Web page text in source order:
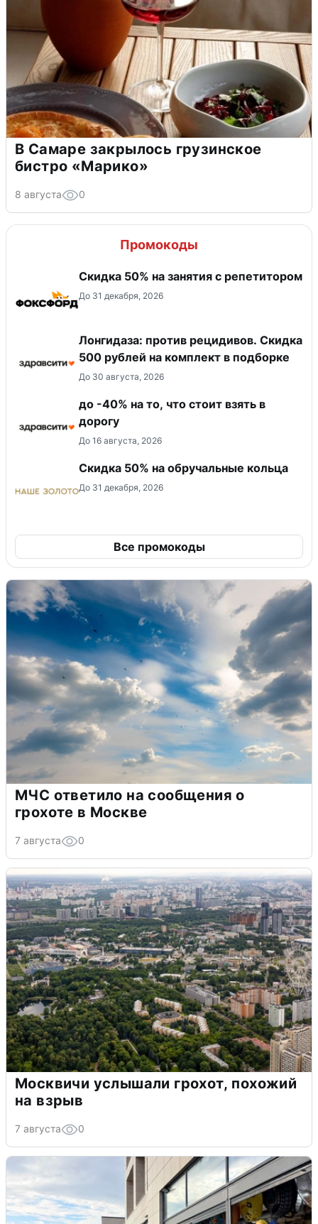
В Самаре закрылось грузинское
бистро «Марико»
8 августа 0
Промокоды
Скидка 50% на занятия с репетитором
До 31 декабря, 2026
Лонгидаза: против рецидивов. Скидка
500 рублей на комплект в подборке
До 30 августа, 2026
до -40% на то, что стоит взять в
дорогу
До 16 августа, 2026
Скидка 50% на обручальные кольца
До 31 декабря, 2026
Все промокоды
МЧС ответило на сообщения о
грохоте в Москве
7 августа 0
Москвичи услышали грохот, похожий
на взрыв
7 августа 0